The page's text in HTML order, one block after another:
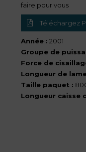
faire pour vous
Téléchargez
Année : 2001
Groupe de
Force de
Longueur de
Taille paquet :
Longueur caisse